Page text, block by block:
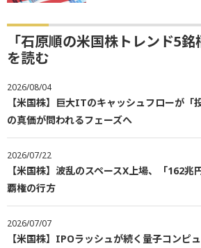
「石原順の米国株トレンド5
を読む
2026/08/04
【米国株】巨大ITのキャッシュフローが
の真価が問われるフェーズへ
2026/07/22
【米国株】波乱のスペースX上場、「162
覇権の行方
2026/07/07
【米国株】IPOラッシュが続く量子コンピ